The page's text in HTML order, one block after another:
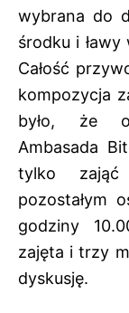
wybrana do
środku i ławy
Całość
kompozycja
było, że
Ambasada
tylko
pozostałym
godziny
zajęta i trzy
dyskusję.